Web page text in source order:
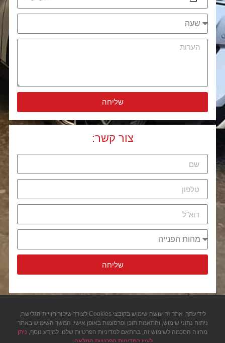
שליחה
Alternative:
צור קשר:
שליחה
לידיעתך, אתר זה עושה שימוש בקובצי Cookies לצורך שיפור חוויית הגלישה,
ניתוח נתוני שימוש, והתאמת תוכן ופרסומות באופן אישי. המשך השימוש באתר
מהווה הסכמה לשימוש זה, בהתאם למדיניות הפרטיות שלנו. למידע נוסף, ניתן
לעיין במדיניות הפרטיות המלאה.